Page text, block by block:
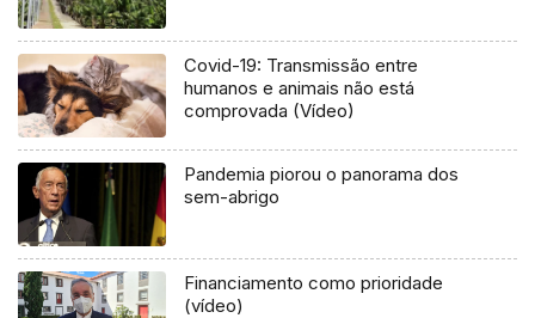
Covid-19: Transmissão entre
humanos e animais não está
comprovada (Vídeo)
Pandemia piorou o panorama dos
sem-abrigo
Financiamento como prioridade
(vídeo)